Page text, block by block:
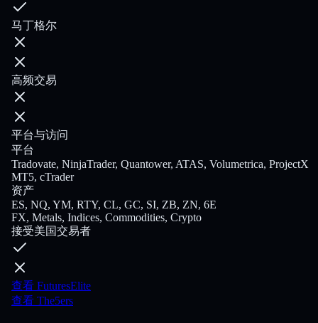
马丁格尔
高频交易
平台与访问
平台
Tradovate, NinjaTrader, Quantower, ATAS, Volumetrica, ProjectX
MT5, cTrader
资产
ES, NQ, YM, RTY, CL, GC, SI, ZB, ZN, 6E
FX, Metals, Indices, Commodities, Crypto
接受美国交易者
查看 FuturesElite
查看 The5ers